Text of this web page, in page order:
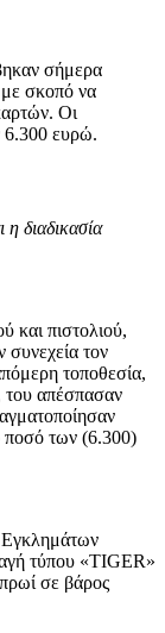
σήμερα
με σκοπό να
Οι
6.300 ευρώ.
η διαδικασία
και πιστολιού,
συνεχεία τον
τοποθεσία,
του απέσπασαν
ποσό των (6.300)
Εγκλημάτων
τύπου «TIGER»
σε βάρος